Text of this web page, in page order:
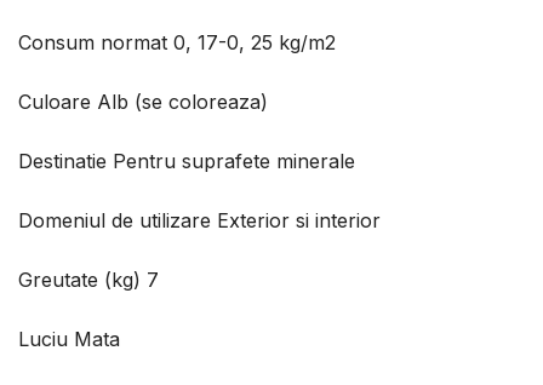
Consum normat 0, 17-0, 25 kg/m2
Culoare Alb (se coloreaza)
Destinatie Pentru suprafete minerale
Domeniul de utilizare Exterior si interior
Greutate (kg) 7
Luciu Mata